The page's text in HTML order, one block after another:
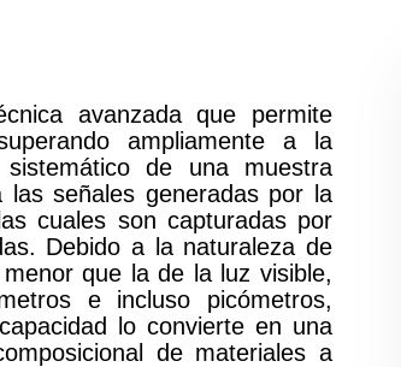
avanzada que permite
ampliamente a la
de una muestra
señales generadas por la
cuales son capturadas por
Debido a la naturaleza de
que la de la luz visible,
e incluso picómetros,
lo convierte en una
de materiales a